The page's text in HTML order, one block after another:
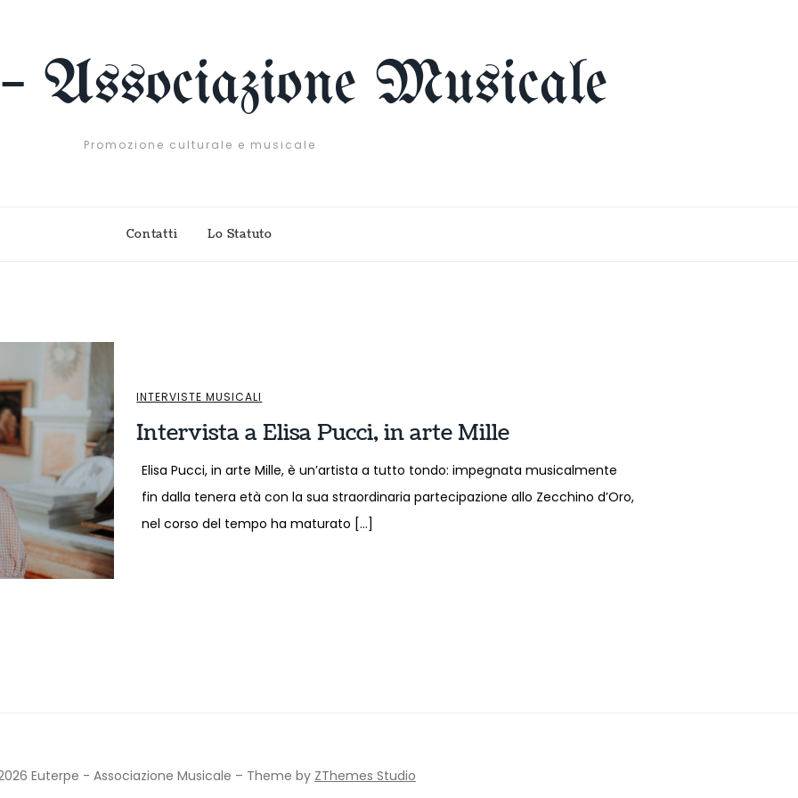
Associazione Musicale
Promozione culturale e musicale
Contatti Lo Statuto
INTERVISTE MUSICALI
Intervista a Elisa Pucci, in arte Mille
Elisa Pucci, in arte Mille, è un’artista a tutto tondo: impegnata musicalmente
fin dalla tenera età con la sua straordinaria partecipazione allo Zecchino d’Oro,
nel corso del tempo ha maturato […]
Euterpe - Associazione Musicale – Theme by ZThemes Studio